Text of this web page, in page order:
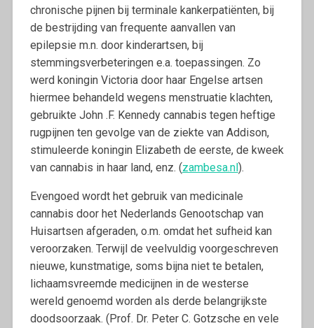
chronische pijnen bij terminale kankerpatiënten, bij
de bestrijding van frequente aanvallen van
epilepsie m.n. door kinderartsen, bij
stemmingsverbeteringen e.a. toepassingen. Zo
werd koningin Victoria door haar Engelse artsen
hiermee behandeld wegens menstruatie klachten,
gebruikte John .F. Kennedy cannabis tegen heftige
rugpijnen ten gevolge van de ziekte van Addison,
stimuleerde koningin Elizabeth de eerste, de kweek
van cannabis in haar land, enz. (zambesa.nl).
Evengoed wordt het gebruik van medicinale
cannabis door het Nederlands Genootschap van
Huisartsen afgeraden, o.m. omdat het sufheid kan
veroorzaken. Terwijl de veelvuldig voorgeschreven
nieuwe, kunstmatige, soms bijna niet te betalen,
lichaamsvreemde medicijnen in de westerse
wereld genoemd worden als derde belangrijkste
doodsoorzaak. (Prof. Dr. Peter C. Gotzsche en vele